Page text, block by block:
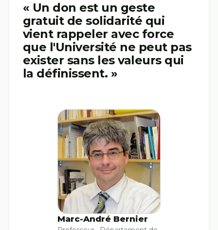
« Un don est un geste
gratuit de solidarité qui
vient rappeler avec force
que l'Université ne peut pas
exister sans les valeurs qui
la définissent. »
Marc-André Bernier